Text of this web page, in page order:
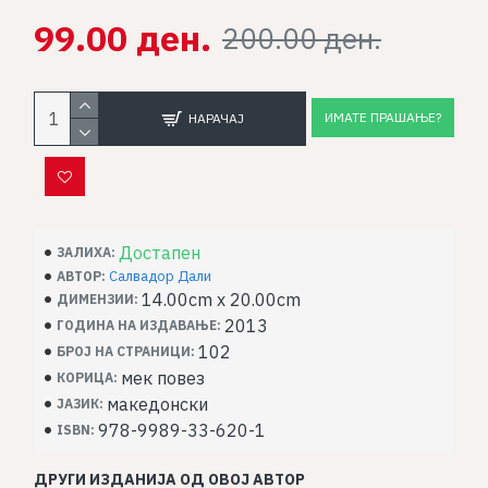
ЗАЛИХА: Достапен
АВТОР: Салвадор Дали
ДИМЕНЗИИ: 14.00cm x 20.00cm
ГОДИНА НА ИЗДАВАЊЕ: 2013
БРОЈ НА СТРАНИЦИ: 102
КОРИЦА: мек повез
ЈАЗИК: македонски
ISBN: 978-9989-33-620-1
99.00 ден. 200.00 ден.
НАРАЧАЈ ИМАТЕ ПРАШАЊЕ?
ДРУГИ ИЗДАНИЈА ОД ОВОЈ АВТОР